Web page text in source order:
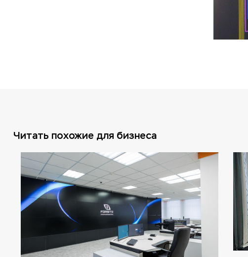
Читать похожие для бизнеса